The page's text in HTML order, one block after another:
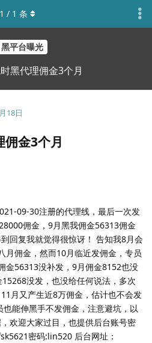
黑平台曝光
黑代理佣金3个月
1 / 1 条
18日
佣金3个月
09-30注册的代理线，最后一次发
佣金，9月黑我佣金56313佣金
回复我就觉得很惊讶！ 告知我8月会
月佣金，然而10月临近发佣金，专员
金56313没补发，9月佣金8152也没
没发，也没给任何说法，多次
月又产生近8万佣金，估计也不会发
能伸黑手不发佣金，注意避坑，以
欢迎大家过目，也提供后台账号密
密码:lin520 后台网址：